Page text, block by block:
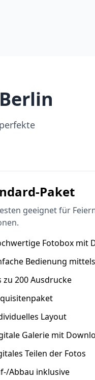
Paket
geeignet für
Fotobox mit
Bedienung
zu 200 Ausdrucke
Layout
Galerie mit
Teilen der Fotos
Abbau inklusive